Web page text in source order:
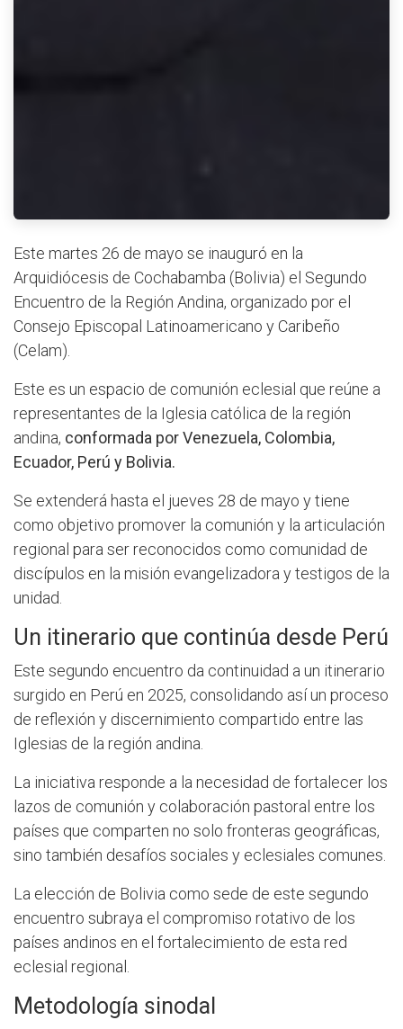
Este martes 26 de mayo se inauguró en la
Arquidiócesis de Cochabamba (Bolivia) el Segundo
Encuentro de la Región Andina, organizado por el
Consejo Episcopal Latinoamericano y Caribeño
(Celam).
Este es un espacio de comunión eclesial que reúne a
representantes de la Iglesia católica de la región
andina, conformada por Venezuela, Colombia,
Ecuador, Perú y Bolivia.
Se extenderá hasta el jueves 28 de mayo y tiene
como objetivo promover la comunión y la articulación
regional para ser reconocidos como comunidad de
discípulos en la misión evangelizadora y testigos de la
unidad.
Un itinerario que continúa desde Perú
Este segundo encuentro da continuidad a un itinerario
surgido en Perú en 2025, consolidando así un proceso
de reflexión y discernimiento compartido entre las
Iglesias de la región andina.
La iniciativa responde a la necesidad de fortalecer los
lazos de comunión y colaboración pastoral entre los
países que comparten no solo fronteras geográficas,
sino también desafíos sociales y eclesiales comunes.
La elección de Bolivia como sede de este segundo
encuentro subraya el compromiso rotativo de los
países andinos en el fortalecimiento de esta red
eclesial regional.
Metodología sinodal